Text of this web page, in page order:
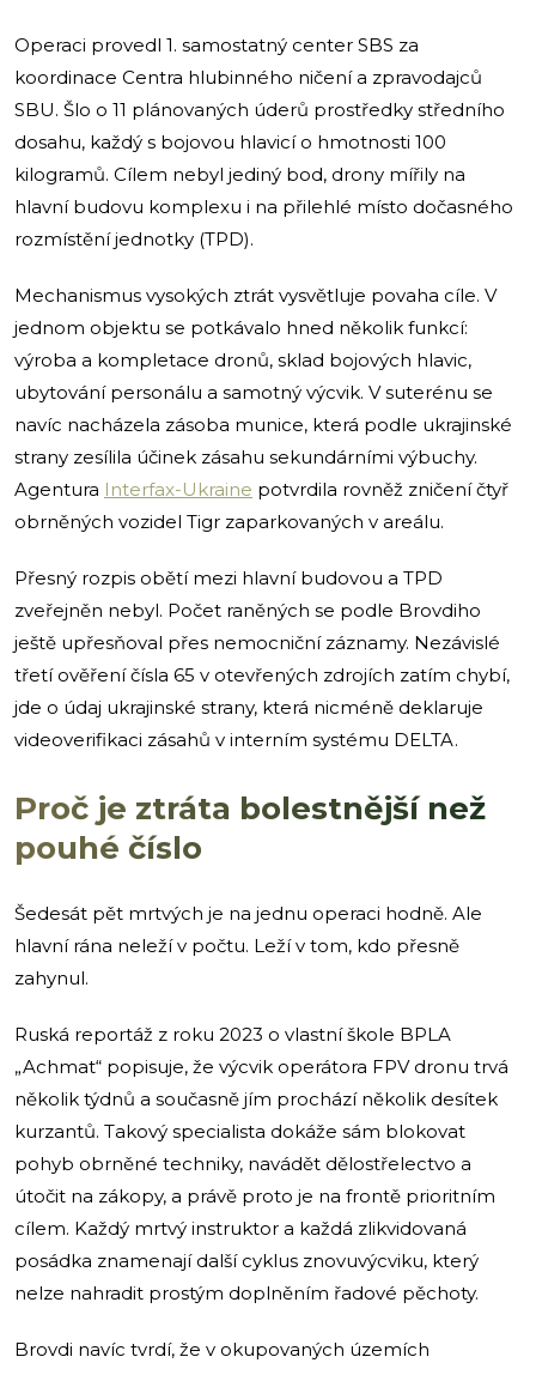
Operaci provedl 1. samostatný center SBS za
koordinace Centra hlubinného ničení a zpravodajců
SBU. Šlo o 11 plánovaných úderů prostředky středního
dosahu, každý s bojovou hlavicí o hmotnosti 100
kilogramů. Cílem nebyl jediný bod, drony mířily na
hlavní budovu komplexu i na přilehlé místo dočasného
rozmístění jednotky (TPD).
Mechanismus vysokých ztrát vysvětluje povaha cíle. V
jednom objektu se potkávalo hned několik funkcí:
výroba a kompletace dronů, sklad bojových hlavic,
ubytování personálu a samotný výcvik. V suterénu se
navíc nacházela zásoba munice, která podle ukrajinské
strany zesílila účinek zásahu sekundárními výbuchy.
Agentura Interfax-Ukraine potvrdila rovněž zničení čtyř
obrněných vozidel Tigr zaparkovaných v areálu.
Přesný rozpis obětí mezi hlavní budovou a TPD
zveřejněn nebyl. Počet raněných se podle Brovdiho
ještě upřesňoval přes nemocniční záznamy. Nezávislé
třetí ověření čísla 65 v otevřených zdrojích zatím chybí,
jde o údaj ukrajinské strany, která nicméně deklaruje
videoverifikaci zásahů v interním systému DELTA.
Proč je ztráta bolestnější než
pouhé číslo
Šedesát pět mrtvých je na jednu operaci hodně. Ale
hlavní rána neleží v počtu. Leží v tom, kdo přesně
zahynul.
Ruská reportáž z roku 2023 o vlastní škole BPLA
„Achmat“ popisuje, že výcvik operátora FPV dronu trvá
několik týdnů a současně jím prochází několik desítek
kurzantů. Takový specialista dokáže sám blokovat
pohyb obrněné techniky, navádět dělostřelectvo a
útočit na zákopy, a právě proto je na frontě prioritním
cílem. Každý mrtvý instruktor a každá zlikvidovaná
posádka znamenají další cyklus znovuvýcviku, který
nelze nahradit prostým doplněním řadové pěchoty.
Brovdi navíc tvrdí, že v okupovaných územích